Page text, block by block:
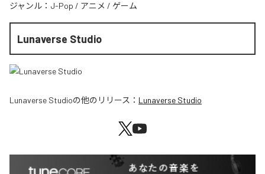
ジャンル： J-Pop / アニメ / ゲーム
Lunaverse Studio
Lunaverse Studioの他のリリース： Lunaverse Studio